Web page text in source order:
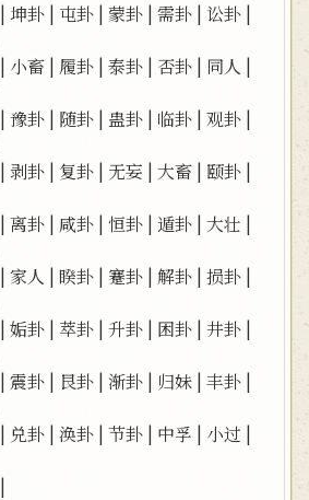
| 坤卦 | 屯卦 |蒙卦 |需卦 | 讼卦 |
| 小畜 | 履卦 |泰卦 | 否卦 | 同人 |
|豫卦 | 随卦 | 蛊卦 | 临卦 |观卦 |
| 剥卦 | 复卦 | 无妄 |大畜 | 颐卦 |
|离卦 | 咸卦 |恒卦 |遁卦 |大壮 |
|家人 |睽卦 | 蹇卦 |解卦 |损卦 |
|姤卦 | 萃卦 |升卦 | 困卦 |井卦 |
|震卦 | 艮卦 |渐卦 | 归妹 |丰卦 |
| 兑卦 |涣卦 |节卦 | 中孚 | 小过 |
|